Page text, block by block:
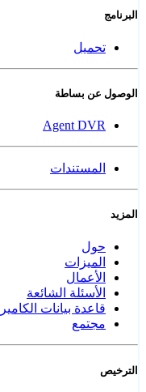
البرنامج
تحميل
الوصول عن بساطة
Agent DVR
المستندات
المزيد
حول
الميزات
الأعمال
الأسئلة الشائعة
قاعدة بيانات الكاميرا
مجتمع
الترخيص